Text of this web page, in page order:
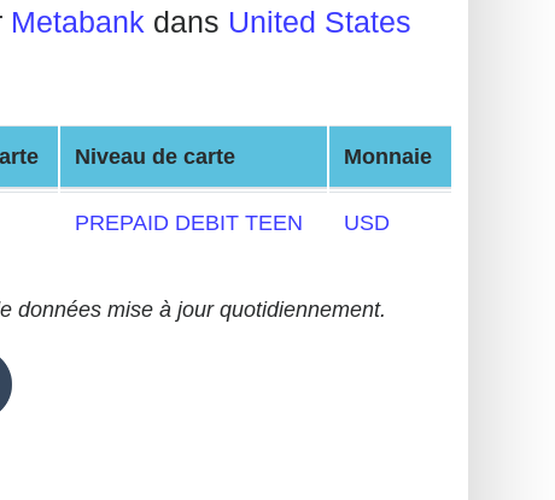
Metabank dans United States
Niveau de carte Monnaie
PREPAID DEBIT TEEN USD
données mise à jour quotidiennement.